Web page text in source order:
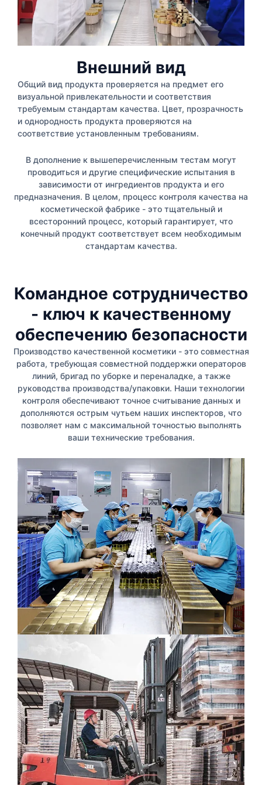
Внешний вид
Общий вид продукта проверяется на предмет его
визуальной привлекательности и соответствия
требуемым стандартам качества. Цвет, прозрачность
и однородность продукта проверяются на
соответствие установленным требованиям.
В дополнение к вышеперечисленным тестам могут
проводиться и другие специфические испытания в
зависимости от ингредиентов продукта и его
предназначения. В целом, процесс контроля качества на
косметической фабрике - это тщательный и
всесторонний процесс, который гарантирует, что
конечный продукт соответствует всем необходимым
стандартам качества.
Командное сотрудничество
- ключ к качественному
обеспечению безопасности
Производство качественной косметики - это совместная
работа, требующая совместной поддержки операторов
линий, бригад по уборке и переналадке, а также
руководства производства/упаковки. Наши технологии
контроля обеспечивают точное считывание данных и
дополняются острым чутьем наших инспекторов, что
позволяет нам с максимальной точностью выполнять
ваши технические требования.